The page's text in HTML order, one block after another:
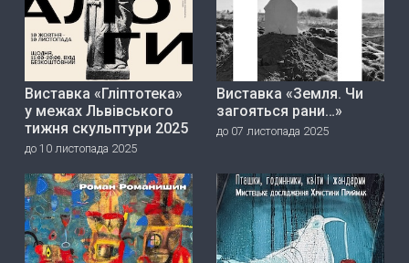
Виставка «Гліптотека»
у межах Львівського
тижня скульптури 2025
до 10 листопада 2025
Виставка «Земля. Чи
загояться рани…»
до 07 листопада 2025